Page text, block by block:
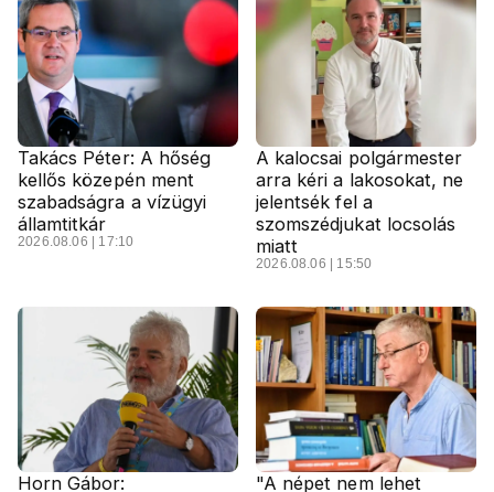
Takács Péter: A hőség
kellős közepén ment
szabadságra a vízügyi
államtitkár
2026.08.06 | 17:10
A kalocsai polgármester
arra kéri a lakosokat, ne
jelentsék fel a
szomszédjukat locsolás
miatt
2026.08.06 | 15:50
Horn Gábor: "A népet nem lehet